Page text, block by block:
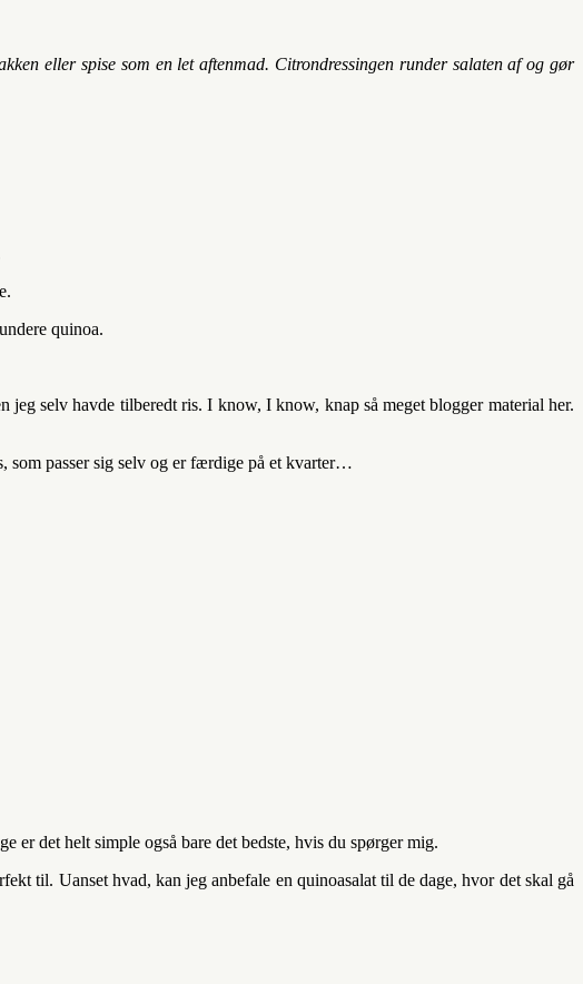
eller spise som en let aftenmad. Citrondressingen runder salaten af og gør
quinoa.
selv havde tilberedt ris. I know, I know, knap så meget blogger material her.
som passer sig selv og er færdige på et kvarter…
er det helt simple også bare det bedste, hvis du spørger mig.
til. Uanset hvad, kan jeg anbefale en quinoasalat til de dage, hvor det skal gå